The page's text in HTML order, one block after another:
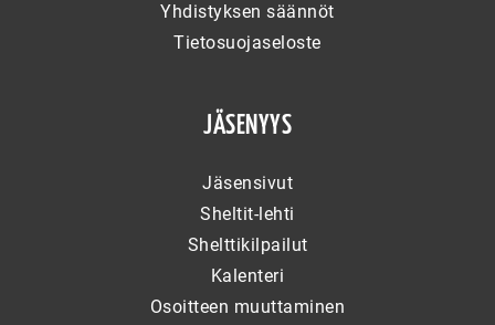
Yhdistyksen säännöt
Tietosuojaseloste
JÄSENYYS
Jäsensivut
Sheltit-lehti
Shelttikilpailut
Kalenteri
Osoitteen muuttaminen